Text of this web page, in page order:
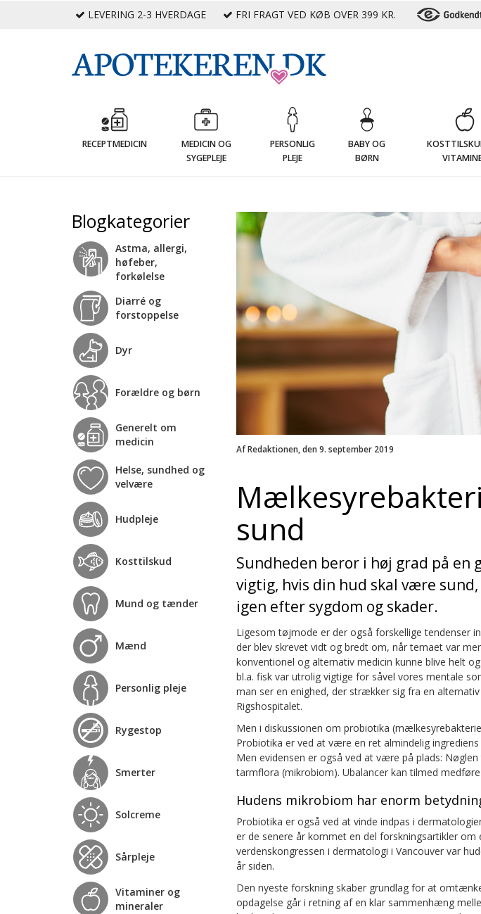
LEVERING 2-3 HVERDAGE FRI FRAGT VED KØB OVER 399 KR.
RECEPTMEDICIN
MEDICIN OG
SYGEPLEJE
PERSONLIG
PLEJE
BABY OG
BØRN
Blogkategorier
Astma, allergi,
høfeber,
forkølelse
Diarré og
forstoppelse
Dyr
Forældre og børn
Generelt om
medicin
Helse, sundhed og
velvære
Hudpleje
Kosttilskud
Mund og tænder
Mænd
Personlig pleje
Rygestop
Smerter
Solcreme
Sårpleje
Vitaminer og
mineraler
Af Redaktionen, den 9. september 2019
sund
Sundheden beror i høj grad på en
vigtig, hvis din hud skal være
igen efter sygdom og skader.
Ligesom tøjmode er der også forskellige tendenser
der blev skrevet vidt og bredt om, når temaet var
konventionel og alternativ medicin kunne blive helt
bl.a. fisk var utrolig vigtige for såvel vores mentale
man ser en enighed, der strækker sig fra en
Rigshospitalet.
Men i diskussionen om probiotika
Probiotika er ved at være en ret almindelig
Men evidensen er også ved at være på plads:
tarmflora (mikrobiom). Ubalancer kan tilmed
Hudens mikrobiom har enorm
Probiotika er også ved at vinde indpas i
er de senere år kommet en del forskningsartikler
verdenskongressen i dermatologi i Vancouver var
år siden.
Den nyeste forskning skaber grundlag for at
opdagelse går i retning af en klar sammenhæng